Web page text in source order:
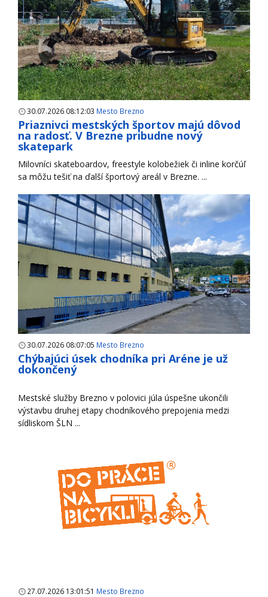
30.07.2026 08:12:03 Mesto Brezno
Priaznivci mestských športov majú dôvod
na radosť. V Brezne pribudne nový
skatepark
Milovníci skateboardov, freestyle kolobežiek či inline korčúľ
sa môžu tešiť na ďalší športový areál v Brezne. ...
30.07.2026 08:07:05 Mesto Brezno
Chýbajúci úsek chodníka pri Aréne je už
dokončený
Mestské služby Brezno v polovici júla úspešne ukončili
výstavbu druhej etapy chodníkového prepojenia medzi
sídliskom ŠLN ...
27.07.2026 13:01:51 Mesto Brezno